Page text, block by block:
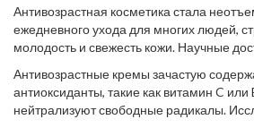
Антивозрастная косметика стала
ежедневного ухода для многих людей,
молодость и свежесть кожи. Научные
продукцию, которая не только уберегает
преждевременного старения, но и
принцип таких средств – это
Антивозрастные кремы зачастую
антиоксиданты, такие как витамин C или
нейтрализуют свободные радикалы.